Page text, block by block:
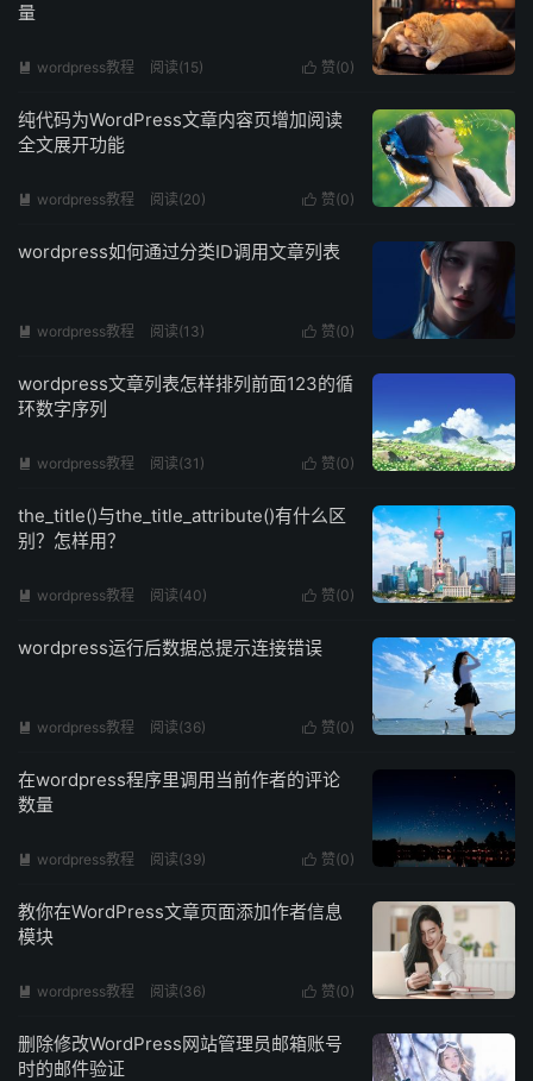
量
 赞(0)
 wordpress教程 阅读(15)
纯代码为WordPress文章内容页增加阅读
全文展开功能
 赞(0)
 wordpress教程 阅读(20)
wordpress如何通过分类ID调用文章列表
 赞(0)
 wordpress教程 阅读(13)
wordpress文章列表怎样排列前面123的循
环数字序列
 赞(0)
 wordpress教程 阅读(31 )
the_title()与the_title_attribute()有什么区
别？怎样用？
 赞(0)
 wordpress教程 阅读(40)
wordpress运行后数据总提示连接错误
 赞(0)
 wordpress教程 阅读(36)
在wordpress程序里调用当前作者的评论
数量
 赞(0)
 wordpress教程 阅读(39)
教你在WordPress文章页面添加作者信息
模块
 赞(0)
 wordpress教程 阅读(36)
删除修改WordPress网站管理员邮箱账号
时的邮件验证